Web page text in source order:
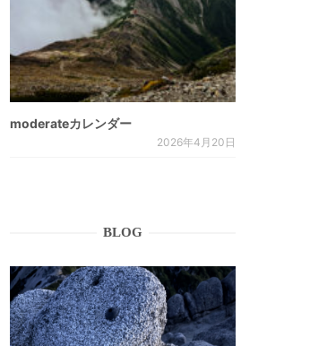
moderateカレンダー
2026年4月20日
BLOG